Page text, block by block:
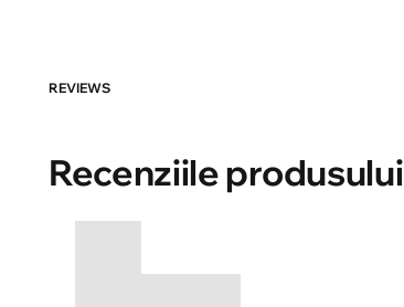
REVIEWS
Recenziile produsului